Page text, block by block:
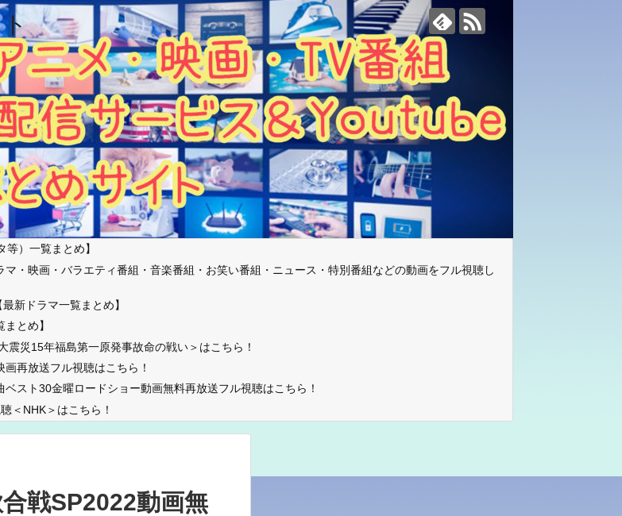
）一覧まとめ】
・映画・バラエティ番組・音楽番組・お笑い番組・ニュース・特別番組などの動画をフル視聴し
最新ドラマ一覧まとめ】
とめ】
震災15年福島第一原発事故命の戦い＞はこちら！
再放送フル視聴はこちら！
スト30金曜ロードショー動画無料再放送フル視聴はこちら！
＜NHK＞はこちら！
戦SP2022動画無